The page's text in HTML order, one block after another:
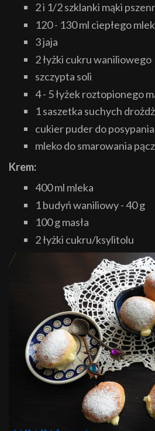
2 i 1/2 szklanki mąki
120 - 130 ml ciepłego
3 jaja
2 łyżki cukru waniliowego
szczypta soli
4 - 5 łyżek roztopionego
1 saszetka suchych
cukier puder do posypania
mleko do smarowania
Krem:
400 ml mleka
1 budyń waniliowy - 40 g
100 g masła
2 łyżki cukru/ksylitolu